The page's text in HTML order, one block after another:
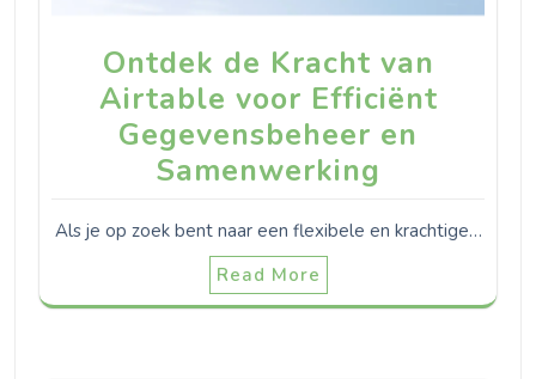
Ontdek de Kracht van
Airtable voor Efficiënt
Gegevensbeheer en
Samenwerking
Als je op zoek bent naar een flexibele en krachtige…
Read More